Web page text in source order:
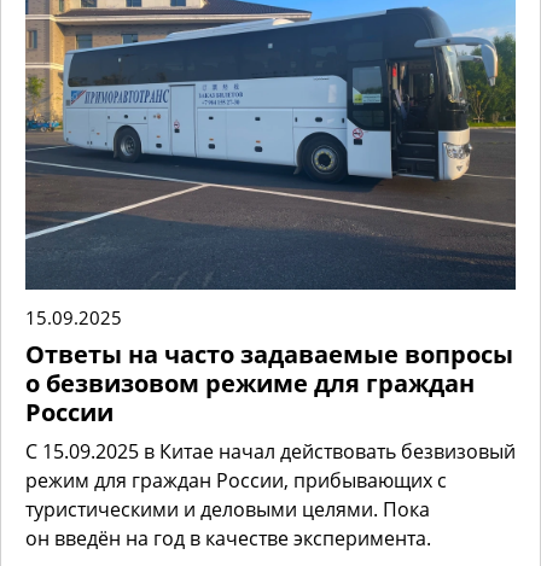
15.09.2025
Ответы на часто задаваемые вопросы
о безвизовом режиме для граждан
России
С 15.09.2025 в Китае начал действовать безвизовый
режим для граждан России, прибывающих с
туристическими и деловыми целями. Пока
он введён на год в качестве эксперимента.